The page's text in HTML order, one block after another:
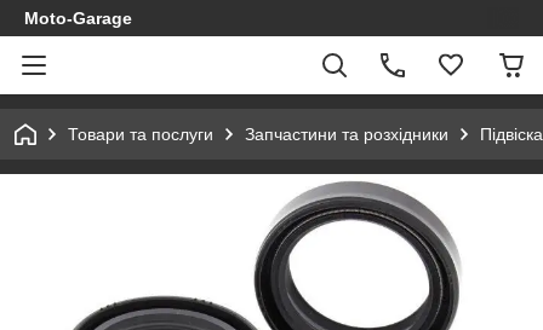
Moto-Garage
Товари та послуги Запчастини та розхідники Підвіска